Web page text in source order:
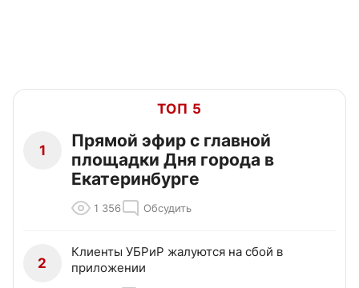
ТОП 5
1
Прямой эфир с главной
площадки Дня города в
Екатеринбурге
1 356 Обсудить
2
Клиенты УБРиР жалуются на сбой в
приложении